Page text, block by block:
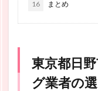
16 まとめ
東京都日
グ業者の